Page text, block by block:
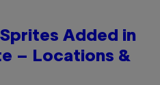
Added in
– Locations &